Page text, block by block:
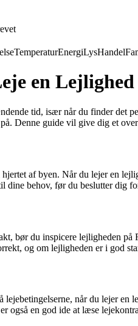
TemperaturEnergiLysHandel
en Lejlighed
tid, især når du finder det
Denne guide vil give dig et
af byen. Når du lejer en
dine behov, før du beslutter dig
bør du inspicere lejligheden
og om lejligheden er i god
når du lejer en
også en god ide at læse